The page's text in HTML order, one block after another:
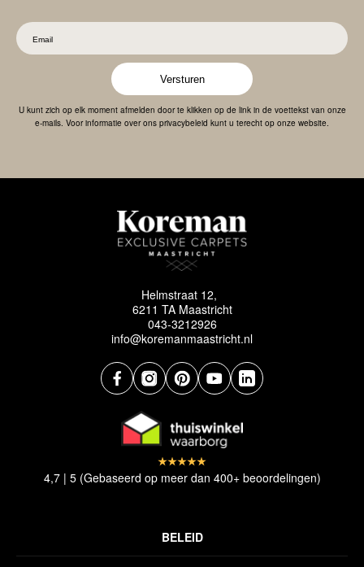
Versturen
U kunt zich op elk moment afmelden door te klikken op de link in de voettekst van onze
e-mails. Voor informatie over ons privacybeleid kunt u terecht op onze website.
Helmstraat 12,
6211 TA Maastricht
043-3212926
info@koremanmaastricht.nl
BELEID
4,7 | 5 (Gebaseerd op meer dan 400+ beoordelingen)